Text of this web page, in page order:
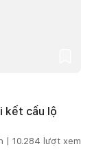
kết cấu lộ
| 10.284 lượt xem